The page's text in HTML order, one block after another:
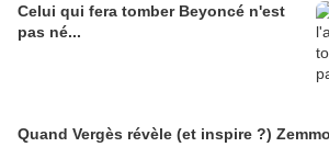
Celui qui fera tomber Beyoncé n'est
pas né...
Quand Vergès révèle (et inspire ?)